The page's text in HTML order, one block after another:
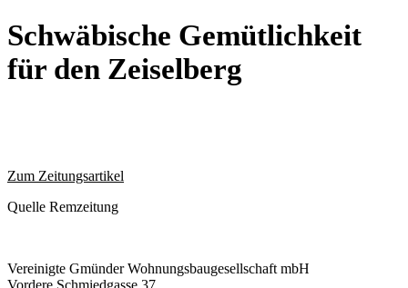
Schwäbische Gemütlichkeit
für den Zeiselberg
Zum Zeitungsartikel
Quelle Remzeitung
Ver­ei­nig­te Gmün­der Woh­nungs­bau­ge­sell­schaft mbH